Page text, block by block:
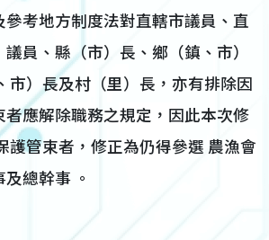
參考地方制度法對直轄市議員、直
員、縣（市）長、鄉（鎮、市）
市）長及村（里）長，亦有排除因
者應解除職務之規定，因此本次修
護管束者，修正為仍得參選 農漁會
總幹事 。